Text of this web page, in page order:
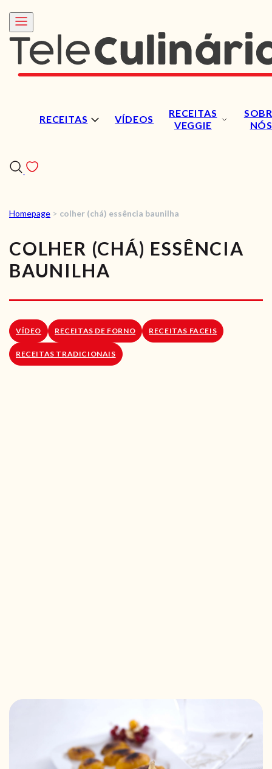
RECEITAS VÍDEOS
RECEITAS
VEGGIE
NÓS
RECEITAS
VÍDEOS
RECEITAS VEGGIE
LOJA ONLINE
Homepage > colher (chá) essência baunilha
COLHER (CHÁ) ESSÊNCIA
BAUNILHA
VÍDEO RECEITAS DE FORNO RECEITAS FACEIS
RECEITAS TRADICIONAIS